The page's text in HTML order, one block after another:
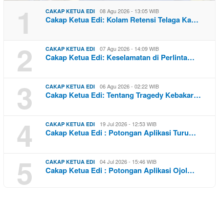
1 CAKAP KETUA EDI 08 Agu 2026 - 13:05 WIB
Cakap Ketua Edi: Kolam Retensi Telaga Ka…
2 CAKAP KETUA EDI 07 Agu 2026 - 14:09 WIB
Cakap Ketua Edi: Keselamatan di Perlinta…
3 CAKAP KETUA EDI 06 Agu 2026 - 02:22 WIB
Cakap Ketua Edi: Tentang Tragedy Kebakar…
4 CAKAP KETUA EDI 19 Jul 2026 - 12:53 WIB
Cakap Ketua Edi : Potongan Aplikasi Turu…
5 CAKAP KETUA EDI 04 Jul 2026 - 15:46 WIB
Cakap Ketua Edi : Potongan Aplikasi Ojol…